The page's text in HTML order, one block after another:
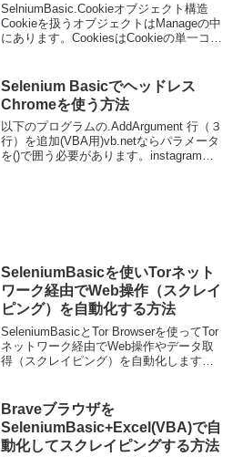
SelniumBasic.Cookieオブジェクト構造
Cookieを扱うオブジェクトはManageの中
にあります。CookiesはCookieの単一コレ
Selenium Basicでヘッドレス
Chromeを使う方法
以下のプログラムの.AddArgument 行（３
行）を追加(VBA用)vb.netならパラメータ
を()で囲う必要があります。instagramに
SeleniumBasicを使いTorネット
ワーク経由でWeb操作（スクレイ
ピング）を自動化する方法
SeleniumBasicとTor Browserを使ってTor
ネットワーク経由でWeb操作やデータ取
得（スクレイピング）を自動化します。
Braveブラウザを
SeleniumBasic+Excel(VBA)で自
動化してスクレイピングする方法